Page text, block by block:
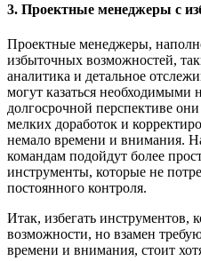
3. Проектные менеджеры с
Проектные менеджеры,
избыточных возможностей,
аналитика и детальное
могут казаться необходимыми
долгосрочной перспективе
мелких доработок и
немало времени и внимания.
командам подойдут более
инструменты, которые не
постоянного контроля.
Итак, избегать инструментов,
возможности, но взамен
времени и внимания, стоит